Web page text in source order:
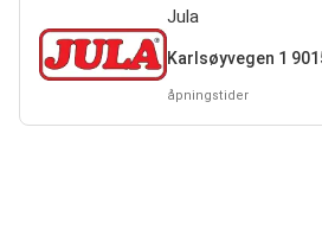
Jula
Karlsøyvegen 1
åpningstider